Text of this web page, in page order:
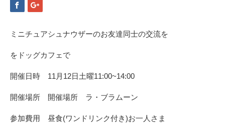
ミニチュアシュナウザーのお友達同士の交流を
をドッグカフェで
開催日時 11月12日土曜11:00~14:00
開催場所 開催場所 ラ・ブラムーン
参加費用 昼食(ワンドリンク付き)お一人さま